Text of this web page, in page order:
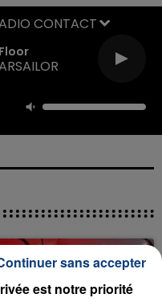
CONTACT
est notre priorité
sans accepter